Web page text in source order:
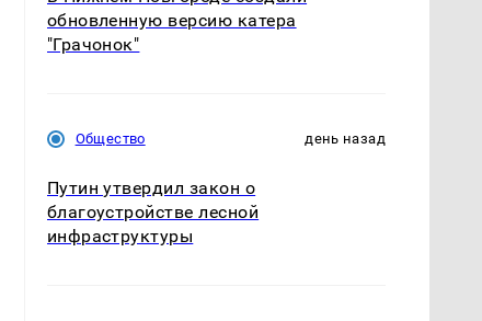
обновленную версию катера
"Грачонок"
Общество день назад
Путин утвердил закон о
благоустройстве лесной
инфраструктуры